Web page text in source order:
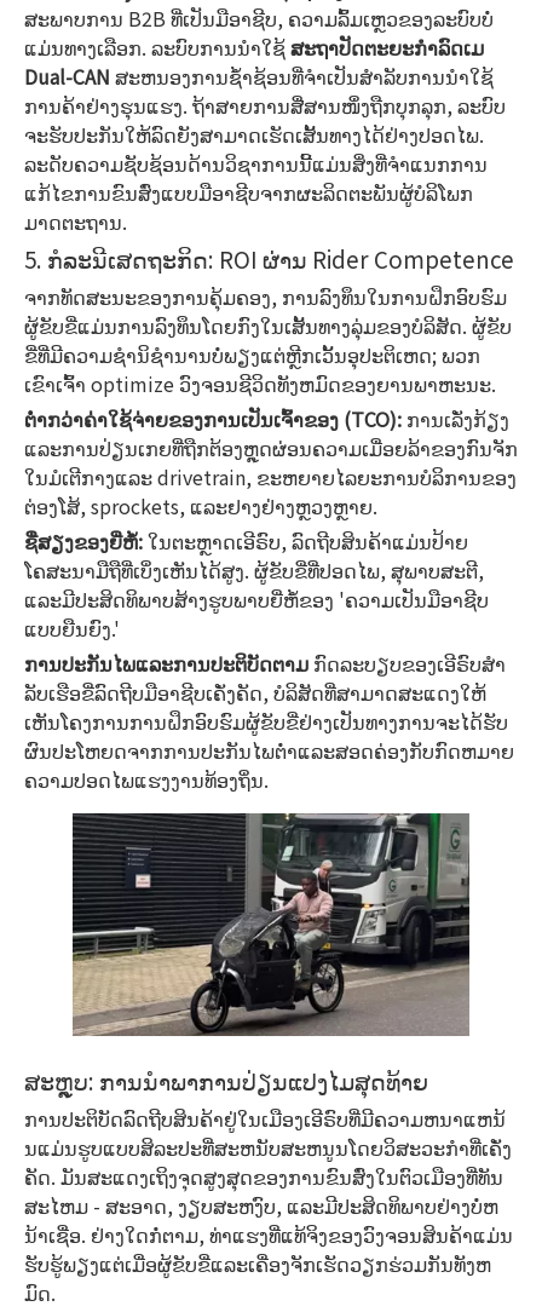
ສະພາບການ B2B ທີ່ເປັນມືອາຊີບ, ຄວາມລົ້ມເຫຼວຂອງລະບົບບໍ່
ແມ່ນທາງເລືອກ. ລະບົບການນໍາໃຊ້ສະຖາປັດຕະຍະກໍາລົດເມ
Dual-CAN ສະຫນອງການຊ້ໍາຊ້ອນທີ່ຈໍາເປັນສໍາລັບການນໍາໃຊ້
ການຄ້າຢ່າງຮຸນແຮງ. ຖ້າສາຍການສື່ສານໜຶ່ງຖືກບຸກລຸກ, ລະບົບ
ຈະຮັບປະກັນໃຫ້ລົດຍັງສາມາດເຮັດເສັ້ນທາງໄດ້ຢ່າງປອດໄພ.
ລະດັບຄວາມຊັບຊ້ອນດ້ານວິຊາການນີ້ແມ່ນສິ່ງທີ່ຈໍາແນກການ
ແກ້ໄຂການຂົນສົ່ງແບບມືອາຊີບຈາກຜະລິດຕະພັນຜູ້ບໍລິໂພກ
ມາດຕະຖານ.
5. ກໍລະນີເສດຖະກິດ: ROI ຜ່ານ Rider Competence
ຈາກທັດສະນະຂອງການຄຸ້ມຄອງ, ການລົງທຶນໃນການຝຶກອົບຮົມ
ຜູ້ຂັບຂີ່ແມ່ນການລົງທຶນໂດຍກົງໃນເສັ້ນທາງລຸ່ມຂອງບໍລິສັດ. ຜູ້ຂັບ
ຂີ່ທີ່ມີຄວາມຊໍານິຊໍານານບໍ່ພຽງແຕ່ຫຼີກເວັ້ນອຸປະຕິເຫດ; ພວກ
ເຂົາເຈົ້າ optimize ວົງຈອນຊີວິດທັງຫມົດຂອງຍານພາຫະນະ.
ຕ່ໍາກວ່າຄ່າໃຊ້ຈ່າຍຂອງການເປັນເຈົ້າຂອງ (TCO): ການເລັ່ງກ້ຽງ
ແລະການປ່ຽນເກຍທີ່ຖືກຕ້ອງຫຼຸດຜ່ອນຄວາມເມື່ອຍລ້າຂອງກົນຈັກ
ໃນມໍເຕີກາງແລະ drivetrain, ຂະຫຍາຍໄລຍະການບໍລິການຂອງ
ຕ່ອງໂສ້, sprockets, ແລະຢາງຢ່າງຫຼວງຫຼາຍ.
ຊື່ສຽງຂອງຍີ່ຫໍ້:ໃນຕະຫຼາດເອີຣົບ, ລົດຖີບສິນຄ້າແມ່ນປ້າຍ
ໂຄສະນາມືຖືທີ່ເບິ່ງເຫັນໄດ້ສູງ. ຜູ້ຂັບຂີ່ທີ່ປອດໄພ, ສຸພາບສະຕີ,
ແລະມີປະສິດທິພາບສ້າງຮູບພາບຍີ່ຫໍ້ຂອງ 'ຄວາມເປັນມືອາຊີບ
ແບບຍືນຍົງ.'
ການປະກັນໄພແລະການປະຕິບັດຕາມ ກົດລະບຽບຂອງເອີຣົບສໍາ
ລັບເຮືອຂີ່ລົດຖີບມືອາຊີບເຄັ່ງຄັດ, ບໍລິສັດທີ່ສາມາດສະແດງໃຫ້
ເຫັນໂຄງການການຝຶກອົບຮົມຜູ້ຂັບຂີ່ຢ່າງເປັນທາງການຈະໄດ້ຮັບ
ຜົນປະໂຫຍດຈາກການປະກັນໄພຕ່ໍາແລະສອດຄ່ອງກັບກົດຫມາຍ
ຄວາມປອດໄພແຮງງານທ້ອງຖິ່ນ.
ສະ​ຫຼຸບ​: ການ​ນໍາ​ພາ​ການ​ປ່ຽນ​ແປງ​ໄມ​ສຸດ​ທ້າຍ​
ການປະຕິບັດລົດຖີບສິນຄ້າຢູ່ໃນເມືອງເອີຣົບທີ່ມີຄວາມຫນາແຫນ້
ນແມ່ນຮູບແບບສິລະປະທີ່ສະຫນັບສະຫນູນໂດຍວິສະວະກໍາທີ່ເຄັ່ງ
ຄັດ. ມັນສະແດງເຖິງຈຸດສູງສຸດຂອງການຂົນສົ່ງໃນຕົວເມືອງທີ່ທັນ
ສະໄຫມ - ສະອາດ, ງຽບສະຫງົບ, ແລະມີປະສິດທິພາບຢ່າງບໍ່ຫ
ນ້າເຊື່ອ. ຢ່າງໃດກໍ່ຕາມ, ທ່າແຮງທີ່ແທ້ຈິງຂອງວົງຈອນສິນຄ້າແມ່ນ
ຮັບຮູ້ພຽງແຕ່ເມື່ອຜູ້ຂັບຂີ່ແລະເຄື່ອງຈັກເຮັດວຽກຮ່ວມກັນທັງຫ
ມົດ.